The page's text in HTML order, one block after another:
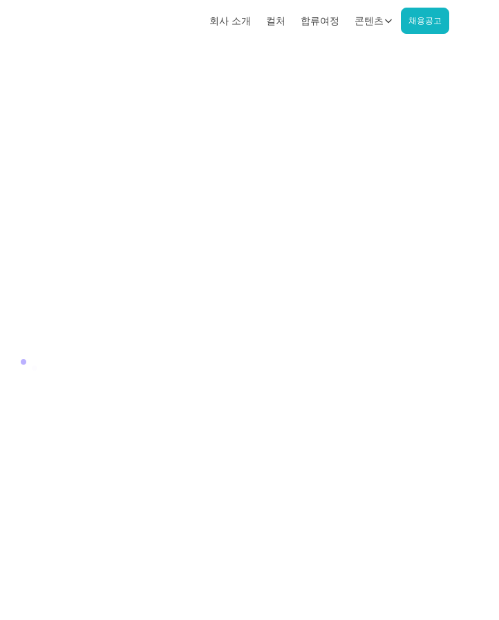
회사 소개 컬처 합류여정 콘텐츠 채용공고